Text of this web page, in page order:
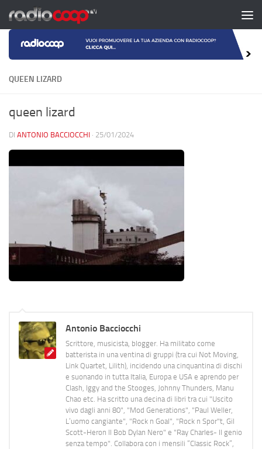
Salta al contenuto
QUEEN LIZARD
queen lizard
DI ANTONIO BACCIOCCHI · 25/01/2024
Antonio Bacciocchi
Scrittore, musicista, blogger. Ha militato come
batterista in una ventina di gruppi (tra cui Not Moving,
Link Quartet, Lilith), incidendo una cinquantina di dischi
e suonando in tutta Italia, Europa e USA e aprendo per
Clash, Iggy and the Stooges, Johnny Thunders, Manu
Chao etc. Ha scritto una decina di libri tra cui "Uscito
vivo dagli anni 80", "Mod Generations", "Paul Weller,
L’uomo cangiante", "Rock n Goal", "Rock n Spor"t, Gil
Scott-Heron Il Bob Dylan Nero" e "Ray Charles- Il genio
senza tempo". Collabora con i mensili “Classic Rock”,